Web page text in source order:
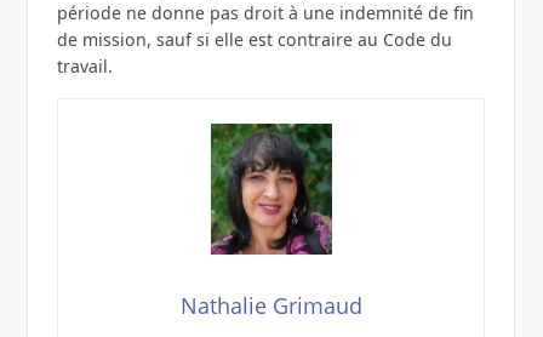
période ne donne pas droit à une indemnité de fin
de mission, sauf si elle est contraire au Code du
travail.
Nathalie Grimaud